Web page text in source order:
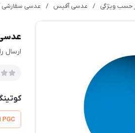
حسب ویژگی / عدسی آفیس /
ارسال
PGC اولتراهایدروفوبیک